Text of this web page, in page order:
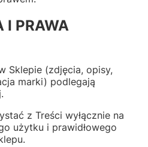
I PRAWA
Sklepie (zdjęcia, opisy,
marki) podlegają
z Treści wyłącznie na
użytku i prawidłowego